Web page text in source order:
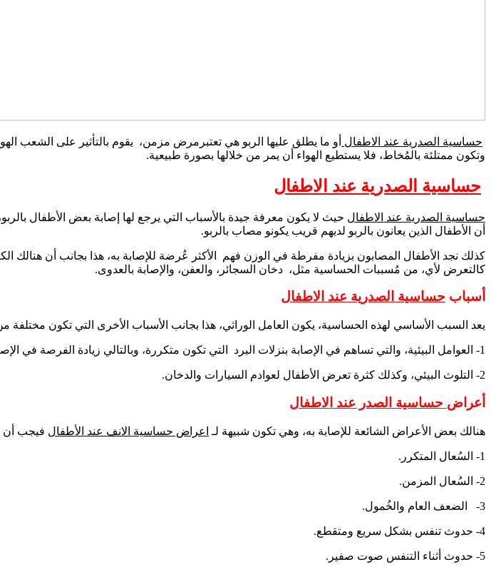
حساسية الصدرية عند الاطفال أو ما يطلق عليها الربو هي تعتبرمرض مزمن، يقوم بالتأثير على الشعب
وتكون ممتلئة بالمُخاط، فلا يستطيع الهواء أن يمر من خلالها بصورة طبيعية.
حساسية الصدرية عند الاطفال
حساسية الصدرية عند الاطفال حيث لا يكون معرفة جيدة بالأسباب التي يرجع لها إصابة بعض الأطفال
أن الأطفال الذين يعانون بالربو لديهم قريب يكونو مصاب بالربو.
كذلك نجد الأطفال المصابون بزيادة مفرطة في الوزن فهم الأكثر عُرضة للإصابة به، هذا بجانب أن هنالك
كالتعرض لأي، من مُسببات الحساسية مثل، دخان السجائر، والعفن، والإصابة بالعدوى.
أسباب حساسية الصدرية عند الاطفال
يعد السبب الأساسي لهذه الحساسية، يكون العامل الوراثي، هذا بجانب الأسباب الأخرى التي تكون مختلفة
1- العوامل البيئية، والتي تساهم في الإصابة بنزلات البرد التي تكون متكررة، وبالتالي زيادة الفرصة في الإصابة بهذه الحساسية.
2- التلوث البيئي، وكذلك كثرة تعرض الأطفال لعوادم السيارات والدخان.
أعراض حساسية الصدر عند الاطفال
هنالك بعض الأعراض الشائعة للإصابة به، وهي تكون شبيهة لـ اعراض حساسية الانف عند الأطفال فيجب أن
1- السُعال المتكرر.
2- السُعال المزمن.
3- الضعف العام والخُمول.
4- حدوث تنفس بشكل سريع ومتقطع.
5- حدوث أثناء التنفس صوت صفير.